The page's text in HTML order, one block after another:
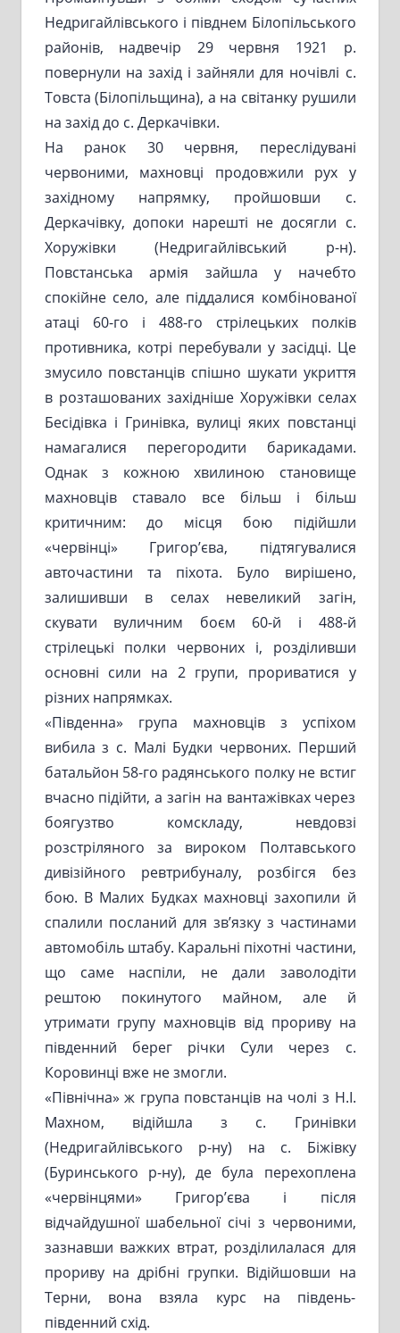
Недригайлівського і півднем Білопільського
районів, надвечір 29 червня 1921 р.
повернули на захід і зайняли для ночівлі с.
Товста (Білопільщина), а на світанку рушили
на захід до с. Деркачівки.
На ранок 30 червня, переслідувані
червоними, махновці продовжили рух у
західному напрямку, пройшовши с.
Деркачівку, допоки нарешті не досягли с.
Хоружівки (Недригайлівський р-н).
Повстанська армія зайшла у начебто
спокійне село, але піддалися комбінованої
атаці 60-го і 488-го стрілецьких полків
противника, котрі перебували у засідці. Це
змусило повстанців спішно шукати укриття
в розташованих західніше Хоружівки селах
Бесідівка і Гринівка, вулиці яких повстанці
намагалися перегородити барикадами.
Однак з кожною хвилиною становище
махновців ставало все більш і більш
критичним: до місця бою підійшли
«червінці» Григор’єва, підтягувалися
авточастини та піхота. Було вирішено,
залишивши в селах невеликий загін,
скувати вуличним боєм 60-й і 488-й
стрілецькі полки червоних і, розділивши
основні сили на 2 групи, прориватися у
різних напрямках.
«Південна» група махновців з успіхом
вибила з с. Малі Будки червоних. Перший
батальйон 58-го радянського полку не встиг
вчасно підійти, а загін на вантажівках через
боягузтво комскладу, невдовзі
розстріляного за вироком Полтавського
дивізійного ревтрибуналу, розбігся без
бою. В Малих Будках махновці захопили й
спалили посланий для зв’язку з частинами
автомобіль штабу. Каральні піхотні частини,
що саме наспіли, не дали заволодіти
рештою покинутого майном, але й
утримати групу махновців від прориву на
південний берег річки Сули через с.
Коровинці вже не змогли.
«Північна» ж група повстанців на чолі з Н.І.
Махном, відійшла з с. Гринівки
(Недригайлівського р-ну) на с. Біжівку
(Буринського р-ну), де була перехоплена
«червінцями» Григор’єва і після
відчайдушної шабельної січі з червоними,
зазнавши важких втрат, розділилалася для
прориву на дрібні групки. Відійшовши на
Терни, вона взяла курс на південь-
південний схід.